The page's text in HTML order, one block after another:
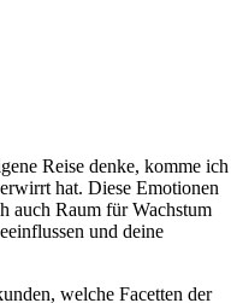
​Reise denke, ‍komme ich
hat. Diese Emotionen
auch⁢ Raum für Wachstum
​und deine
welche Facetten der